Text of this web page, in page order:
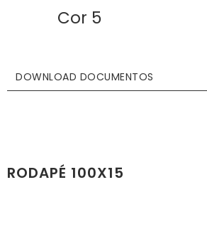
Cor 5
DOWNLOAD DOCUMENTOS
RODAPÉ 100X15